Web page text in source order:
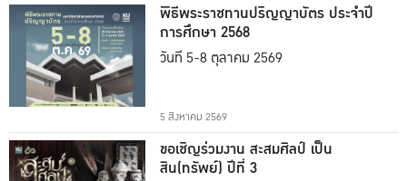
พิธีพระราชทานปริญญาบัตร ประจำปี
การศึกษา 2568
วันที่ 5-8 ตุลาคม 2569
5 สิงหาคม 2569
ขอเชิญร่วมงาน สะสมศิลป์ เป็น
สิน(ทรัพย์) ปีที่ 3